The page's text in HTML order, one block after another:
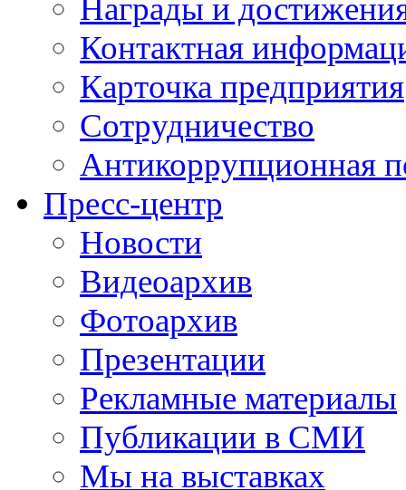
Награды и
Контактная
Карточка предприятия
Сотрудничество
Антикоррупционная
Пресс-центр
Новости
Видеоархив
Фотоархив
Презентации
Рекламные материалы
Публикации в СМИ
Мы на выставках